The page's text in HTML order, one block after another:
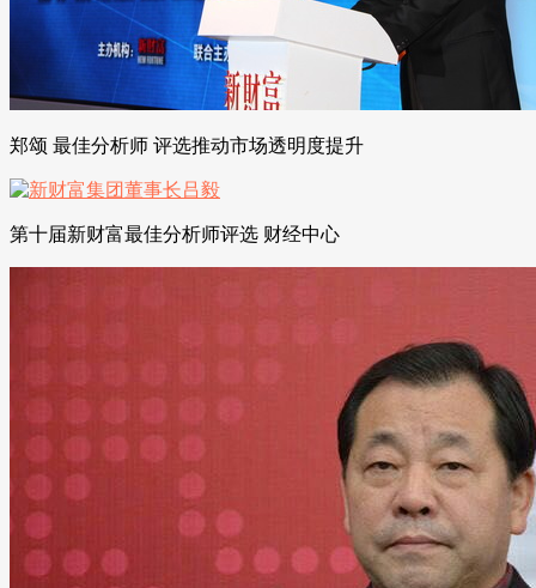
郑颂 最佳分析师 评选推动市场透明度提升
第十届新财富最佳分析师评选 财经中心